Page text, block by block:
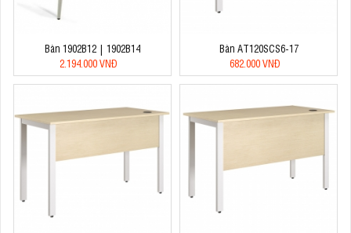
Bàn 1902B12 | 1902B14
2.194.000 VNĐ
Bàn AT120SCS6-17
682.000 VNĐ